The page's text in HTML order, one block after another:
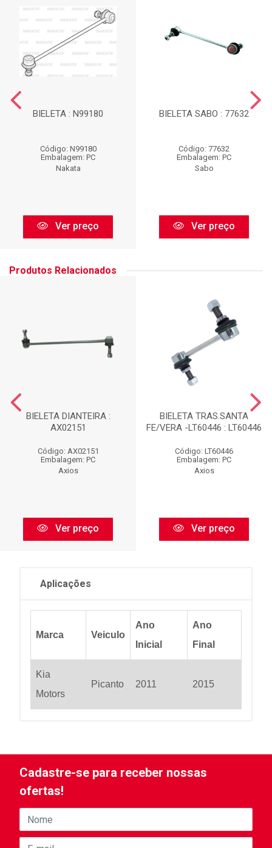
BIELETA : N99180
Código: N99180
Embalagem: PC
Nakata
Ver preço
BIELETA SABO : 77632
Código: 77632
Embalagem: PC
Sabo
Ver preço
Produtos Relacionados
BIELETA DIANTEIRA :
AX02151
Código: AX02151
Embalagem: PC
Axios
Ver preço
BIELETA TRAS.SANTA
FE/VERA -LT60446 : LT60446
Código: LT60446
Embalagem: PC
Axios
Ver preço
Aplicações
Marca Veiculo
Ano
Inicial
Ano
Final
Kia
Motors
Picanto 2011 2015
Cadastre-se para receber nossas
ofertas!